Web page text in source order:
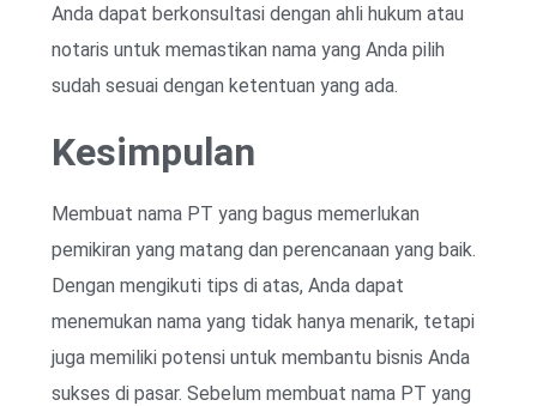
Anda dapat berkonsultasi dengan ahli hukum atau
notaris untuk memastikan nama yang Anda pilih
sudah sesuai dengan ketentuan yang ada.
Kesimpulan
Membuat nama PT yang bagus memerlukan
pemikiran yang matang dan perencanaan yang baik.
Dengan mengikuti tips di atas, Anda dapat
menemukan nama yang tidak hanya menarik, tetapi
juga memiliki potensi untuk membantu bisnis Anda
sukses di pasar. Sebelum membuat nama PT yang